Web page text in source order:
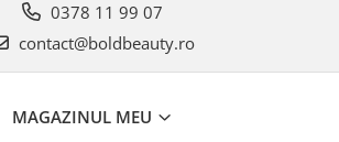
0378 11 99 07
contact@boldbeauty.ro
MAGAZINUL MEU